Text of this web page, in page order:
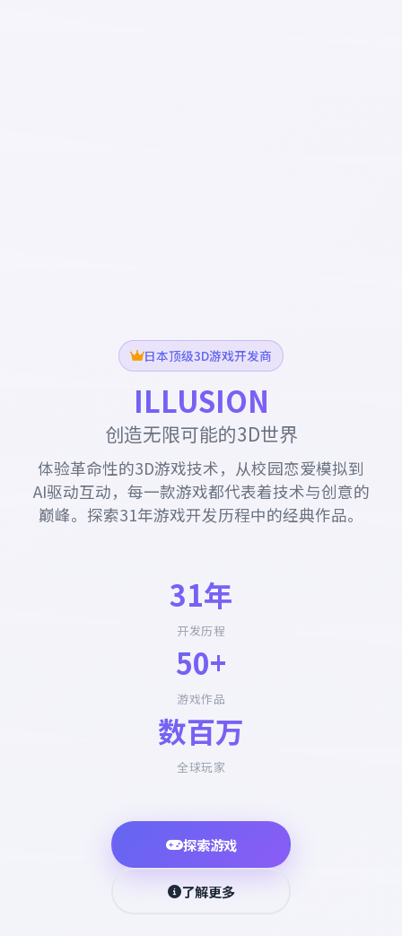
日本顶级3D游戏开发商
ILLUSION
创造无限可能的3D世界
体验革命性的3D游戏技术，从校园恋爱模拟到
AI驱动互动，每一款游戏都代表着技术与创意的
巅峰。探索31年游戏开发历程中的经典作品。
31年
开发历程
50+
游戏作品
数百万
全球玩家
探索游戏
了解更多